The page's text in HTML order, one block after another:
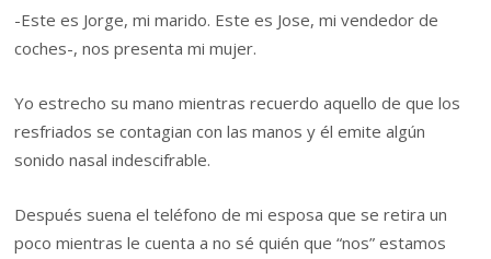
-Este es Jorge, mi marido. Este es Jose, mi vendedor de
coches-, nos presenta mi mujer.
Yo estrecho su mano mientras recuerdo aquello de que los
resfriados se contagian con las manos y él emite algún
sonido nasal indescifrable.
Después suena el teléfono de mi esposa que se retira un
poco mientras le cuenta a no sé quién que “nos” estamos